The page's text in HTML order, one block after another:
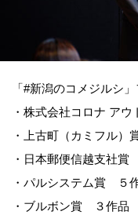
「#新潟のコメジルシ
・株式会社コロナ ア
・上古町（カミフル
・日本郵便信越支社
・パルシステム賞 ５
・ブルボン賞 ３作品